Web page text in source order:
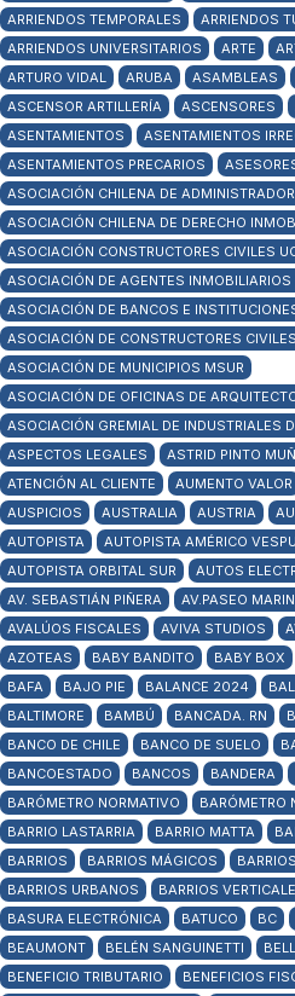
ARRIENDOS TEMPORALES
ARRIENDOS
ARRIENDOS UNIVERSITARIOS
ARTE
ARTURO VIDAL
ARUBA ASAMBLEAS
ASCENSOR ARTILLERÍA
ASCENSORES
ASENTAMIENTOS
ASENTAMIENTOS
ASENTAMIENTOS PRECARIOS
ASOCIACIÓN CHILENA DE
ASOCIACIÓN CHILENA DE DERECHO
ASOCIACIÓN CONSTRUCTORES CIVILES
ASOCIACIÓN DE AGENTES INMOBILIARIOS
ASOCIACIÓN DE BANCOS E
ASOCIACIÓN DE CONSTRUCTORES
ASOCIACIÓN DE MUNICIPIOS MSUR
ASOCIACIÓN DE OFICINAS DE
ASOCIACIÓN GREMIAL DE INDUSTRIALES
ASPECTOS LEGALES
ASTRID PINTO
ATENCIÓN AL CLIENTE
AUMENTO VALOR
AUSPICIOS
AUSTRALIA AUSTRIA
AUTOPISTA
AUTOPISTA AMÉRICO
AUTOPISTA ORBITAL SUR
AUTOS
AV. SEBASTIÁN PIÑERA
AV.PASEO
AVALÚOS FISCALES
AVIVA STUDIOS
AZOTEAS
BABY BANDITO BABY BOX
BAFA
BAJO PIE BALANCE 2024
BALTIMORE
BAMBÚ BANCADA. RN
BANCO DE CHILE
BANCO DE SUELO
BANCOESTADO
BANCOS BANDERA
BARÓMETRO NORMATIVO
BARÓMETRO
BARRIO LASTARRIA
BARRIO MATTA
BARRIOS
BARRIOS MÁGICOS
BARRIOS URBANOS
BARRIOS
BASURA ELECTRÓNICA
BATUCO BC
BEAUMONT
BELÉN SANGUINETTI
BENEFICIO TRIBUTARIO
BENEFICIOS